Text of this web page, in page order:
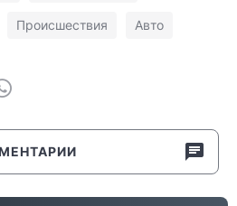
Происшествия Авто